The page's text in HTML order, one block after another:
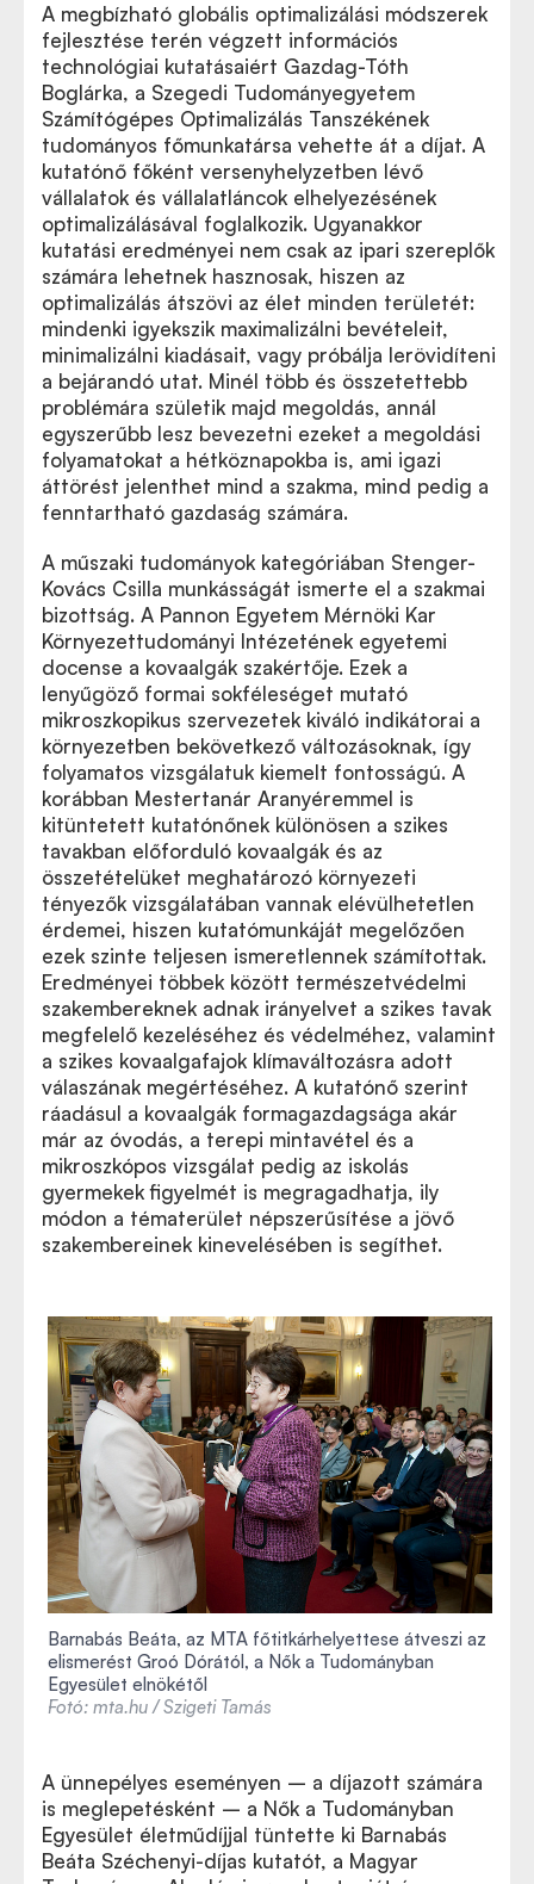
A megbízható globális optimalizálási módszerek
fejlesztése terén végzett információs
technológiai kutatásaiért Gazdag-Tóth
Boglárka, a Szegedi Tudományegyetem
Számítógépes Optimalizálás Tanszékének
tudományos főmunkatársa vehette át a díjat. A
kutatónő főként versenyhelyzetben lévő
vállalatok és vállalatláncok elhelyezésének
optimalizálásával foglalkozik. Ugyanakkor
kutatási eredményei nem csak az ipari szereplők
számára lehetnek hasznosak, hiszen az
optimalizálás átszövi az élet minden területét:
mindenki igyekszik maximalizálni bevételeit,
minimalizálni kiadásait, vagy próbálja lerövidíteni
a bejárandó utat. Minél több és összetettebb
problémára születik majd megoldás, annál
egyszerűbb lesz bevezetni ezeket a megoldási
folyamatokat a hétköznapokba is, ami igazi
áttörést jelenthet mind a szakma, mind pedig a
fenntartható gazdaság számára.
A műszaki tudományok kategóriában Stenger-
Kovács Csilla munkásságát ismerte el a szakmai
bizottság. A Pannon Egyetem Mérnöki Kar
Környezettudományi Intézetének egyetemi
docense a kovaalgák szakértője. Ezek a
lenyűgöző formai sokféleséget mutató
mikroszkopikus szervezetek kiváló indikátorai a
környezetben bekövetkező változásoknak, így
folyamatos vizsgálatuk kiemelt fontosságú. A
korábban Mestertanár Aranyéremmel is
kitüntetett kutatónőnek különösen a szikes
tavakban előforduló kovaalgák és az
összetételüket meghatározó környezeti
tényezők vizsgálatában vannak elévülhetetlen
érdemei, hiszen kutatómunkáját megelőzően
ezek szinte teljesen ismeretlennek számítottak.
Eredményei többek között természetvédelmi
szakembereknek adnak irányelvet a szikes tavak
megfelelő kezeléséhez és védelméhez, valamint
a szikes kovaalgafajok klímaváltozásra adott
válaszának megértéséhez. A kutatónő szerint
ráadásul a kovaalgák formagazdagsága akár
már az óvodás, a terepi mintavétel és a
mikroszkópos vizsgálat pedig az iskolás
gyermekek figyelmét is megragadhatja, ily
módon a tématerület népszerűsítése a jövő
szakembereinek kinevelésében is segíthet.
Barnabás Beáta, az MTA főtitkárhelyettese átveszi az
elismerést Groó Dórától, a Nők a Tudományban
Egyesület elnökétől
Fotó: mta.hu / Szigeti Tamás
A ünnepélyes eseményen – a díjazott számára
is meglepetésként – a Nők a Tudományban
Egyesület életműdíjjal tüntette ki Barnabás
Beáta Széchenyi-díjas kutatót, a Magyar